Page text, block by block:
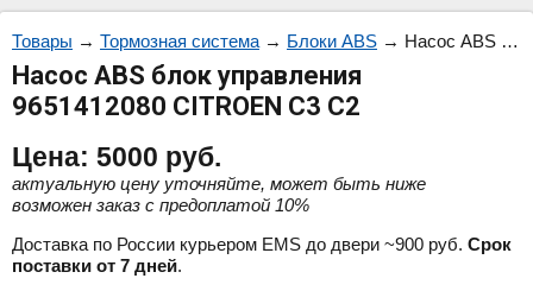
Товары → Тормозная система→ Блоки ABS → Насос ABS блок управления 9651412080 CITROEN C3 C2
Насос ABS блок управления
9651412080 CITROEN C3 C2
Цена: 5000 руб.
актуальную цену уточняйте, может быть ниже
возможен заказ с предоплатой 10%
Доставка по России курьером EMS до двери ~900 руб. Срок
поставки от 7 дней.